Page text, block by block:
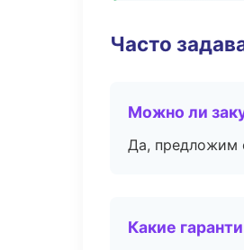
Часто
Можно ли
Да, предложим
Какие